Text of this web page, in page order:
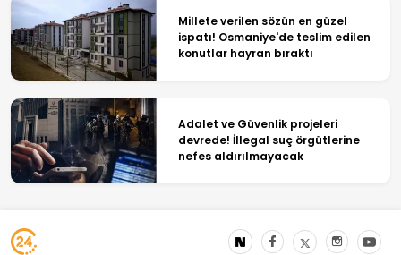
Millete verilen sözün en güzel
ispatı! Osmaniye'de teslim edilen
konutlar hayran bıraktı
Adalet ve Güvenlik projeleri
devrede! İllegal suç örgütlerine
nefes aldırılmayacak